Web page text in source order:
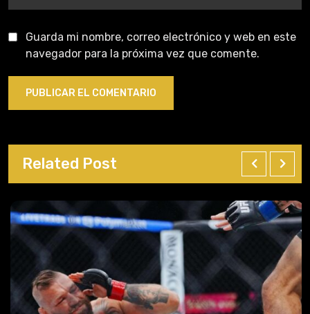
Guarda mi nombre, correo electrónico y web en este
navegador para la próxima vez que comente.
Related Post